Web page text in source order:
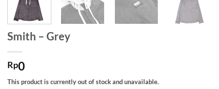
Smith – Grey
Rp0
This product is currently out of stock and unavailable.